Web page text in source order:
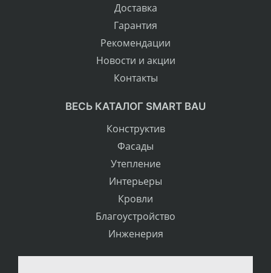
Доставка
Гарантия
Рекомендации
Новости и акции
Контакты
ВЕСЬ КАТАЛОГ SMART BAU
Конструктив
Фасады
Утепление
Интерьеры
Кровли
Благоустройство
Инженерия